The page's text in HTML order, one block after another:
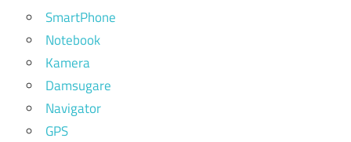
SmartPhone
Notebook
Kamera
Damsugare
Navigator
GPS